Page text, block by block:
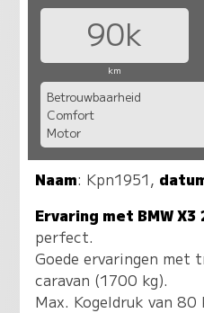
90k
km
Betrouwbaarheid
Comfort
Motor
Naam: Kpn1951 ,
Ervaring met BMW
perfect.
Goede ervaringen met
caravan (1700 kg).
Max. Kogeldruk van 80